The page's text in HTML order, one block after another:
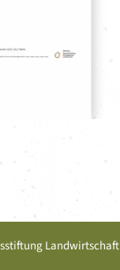
Landwirtschaft